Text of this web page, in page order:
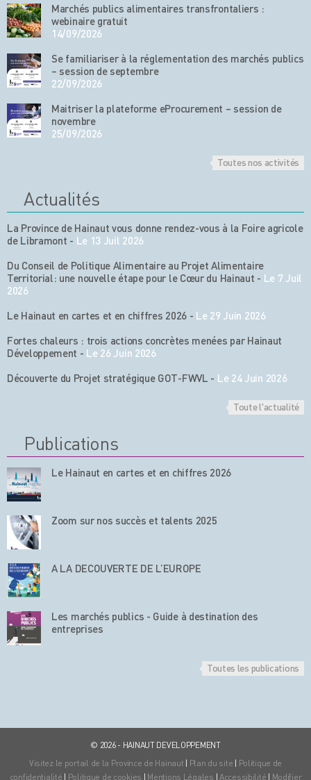
Marchés publics alimentaires transfrontaliers :
webinaire gratuit
14/09/2026
Se familiariser à la réglementation des marchés publics
– session de septembre
22/09/2026
Maitriser la plateforme eProcurement – session de
novembre
25/09/2026
Toutes nos activités
Actualités
La Province de Hainaut vous donne rendez-vous à la Foire agricole
de Libramont - Le 13 Juil 2026
Du Conseil de Politique Alimentaire au Projet Alimentaire
Territorial: une nouvelle étape pour le Cœur du Hainaut - Le 7 Juil
2026
Le Hainaut en cartes et en chiffres 2026 - Le 29 Juin 2026
Fortes chaleurs : trois actions concrètes menées par Hainaut
Développement - Le 26 Juin 2026
Découverte du Projet stratégique GOT-FWVL - Le 24 Juin 2026
Toute l'actualité
Publications
Le Hainaut en cartes et en chiffres 2026
Zoom sur nos succès et talents 2025
A LA DECOUVERTE DE L’EUROPE
Les marchés publics - Guide à destination des
entreprises
Toutes les publications
© 2026 - HAINAUT DEVELOPPEMENT
Visitez le portail de la Province de Hainaut | Plan du site | Politique de
confidentialité | Politique de cookies | Mentions Légales | Accessibilité | Modifier